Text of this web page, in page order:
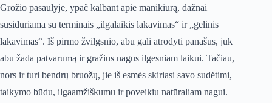
Grožio pasaulyje, ypač kalbant apie manikiūrą, dažnai
susiduriama su terminais „ilgalaikis lakavimas“ ir „gelinis
lakavimas“. Iš pirmo žvilgsnio, abu gali atrodyti panašūs, juk
abu žada patvarumą ir gražius nagus ilgesniam laikui. Tačiau,
nors ir turi bendrų bruožų, jie iš esmės skiriasi savo sudėtimi,
taikymo būdu, ilgaamžiškumu ir poveikiu natūraliam nagui.